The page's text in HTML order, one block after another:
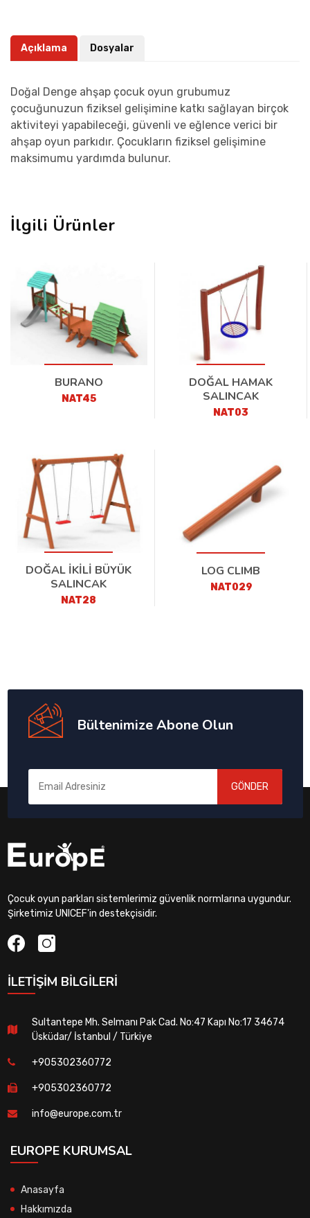
Açıklama Dosyalar
Doğal Denge ahşap çocuk oyun grubumuz
çocuğunuzun fiziksel gelişimine katkı sağlayan birçok
aktiviteyi yapabileceği, güvenli ve eğlence verici bir
ahşap oyun parkıdır. Çocukların fiziksel gelişimine
maksimumu yardımda bulunur.
İlgili Ürünler
BURANO
NAT45
DOĞAL HAMAK
SALINCAK
NAT03
DOĞAL İKİLİ BÜYÜK
SALINCAK
NAT28
LOG CLIMB
NAT029
Bültenimize Abone Olun
GÖNDER
Çocuk oyun parkları sistemlerimiz güvenlik normlarına uygundur.
Şirketimiz UNICEF'in destekçisidir.
İLETIŞIM BILGILERI
Sultantepe Mh. Selmanı Pak Cad. No:47 Kapı No:17 34674
Üsküdar/ İstanbul / Türkiye
+905302360772
+905302360772
info@europe.com.tr
EUROPE KURUMSAL
Anasayfa
Hakkımızda